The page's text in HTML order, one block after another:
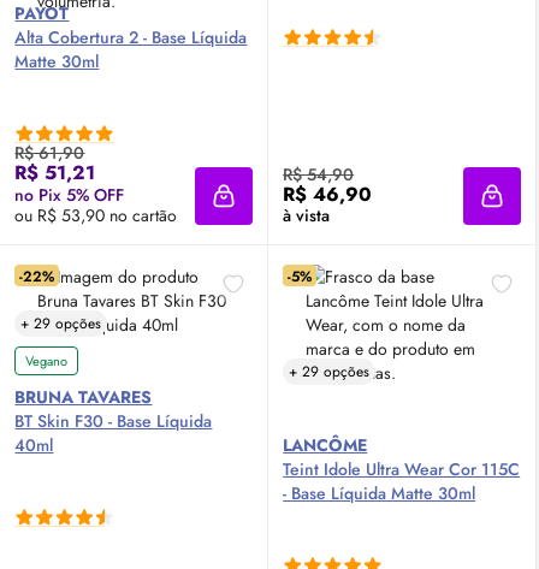
PAYOT
Alta Cobertura 2 - Base Líquida
Matte 30ml
R$ 61,90
R$ 51,21
no Pix 5% OFF
ou R$ 53,90 no cartão
Adicionar à sacola
R$ 54,90
R$ 46,90
à vista
-22%
+ 29 opções
Vegano
BRUNA TAVARES
BTSkin F30 - Base Líquida
40ml
-5%
+ 29 opções
LANCÔME
Teint Idole Ultra Wear Cor 115C
- Base Líquida Matte 30ml